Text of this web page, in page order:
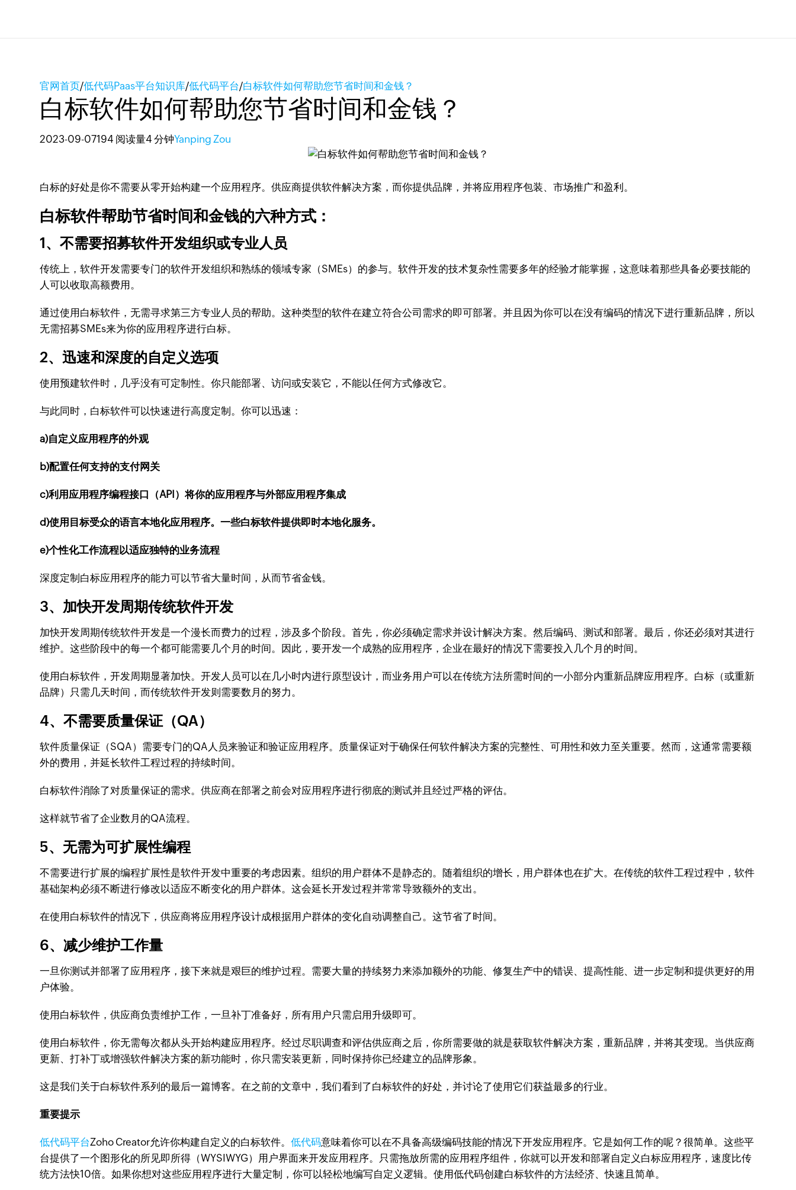
官网首页/低代码Paas平台知识库/低代码平台/白标软件如何帮助您节省时间和金钱？
白标软件如何帮助您节省时间和金钱？
2023-09-07194 阅读量4 分钟Yanping Zou
白标的好处是你不需要从零开始构建一个应用程序。供应商提供软件解决方案，而你提供品牌，并将应用程序包装、市场推广和盈利。
白标软件帮助节省时间和金钱的六种方式：
1、不需要招募软件开发组织或专业人员
传统上，软件开发需要专门的软件开发组织和熟练的领域专家（SMEs）的参与。软件开发的技术复杂性需要多年的经验才能掌握，这意味着那些具备必要技能的
人可以收取高额费用。
通过使用白标软件，无需寻求第三方专业人员的帮助。这种类型的软件在建立符合公司需求的即可部署。并且因为你可以在没有编码的情况下进行重新品牌，所以
无需招募SMEs来为你的应用程序进行白标。
2、迅速和深度的自定义选项
使用预建软件时，几乎没有可定制性。你只能部署、访问或安装它，不能以任何方式修改它。
与此同时，白标软件可以快速进行高度定制。你可以迅速：
a)自定义应用程序的外观
b)配置任何支持的支付网关
c)利用应用程序编程接口（API）将你的应用程序与外部应用程序集成
d)使用目标受众的语言本地化应用程序。一些白标软件提供即时本地化服务。
e)个性化工作流程以适应独特的业务流程
深度定制白标应用程序的能力可以节省大量时间，从而节省金钱。
3、加快开发周期传统软件开发
加快开发周期传统软件开发是一个漫长而费力的过程，涉及多个阶段。首先，你必须确定需求并设计解决方案。然后编码、测试和部署。最后，你还必须对其进行
维护。这些阶段中的每一个都可能需要几个月的时间。因此，要开发一个成熟的应用程序，企业在最好的情况下需要投入几个月的时间。
使用白标软件，开发周期显著加快。开发人员可以在几小时内进行原型设计，而业务用户可以在传统方法所需时间的一小部分内重新品牌应用程序。白标（或重新
品牌）只需几天时间，而传统软件开发则需要数月的努力。
4、不需要质量保证（QA）
软件质量保证（SQA）需要专门的QA人员来验证和验证应用程序。质量保证对于确保任何软件解决方案的完整性、可用性和效力至关重要。然而，这通常需要额
外的费用，并延长软件工程过程的持续时间。
白标软件消除了对质量保证的需求。供应商在部署之前会对应用程序进行彻底的测试并且经过严格的评估。
这样就节省了企业数月的QA流程。
5、无需为可扩展性编程
不需要进行扩展的编程扩展性是软件开发中重要的考虑因素。组织的用户群体不是静态的。随着组织的增长，用户群体也在扩大。在传统的软件工程过程中，软件
基础架构必须不断进行修改以适应不断变化的用户群体。这会延长开发过程并常常导致额外的支出。
在使用白标软件的情况下，供应商将应用程序设计成根据用户群体的变化自动调整自己。这节省了时间。
6、减少维护工作量
一旦你测试并部署了应用程序，接下来就是艰巨的维护过程。需要大量的持续努力来添加额外的功能、修复生产中的错误、提高性能、进一步定制和提供更好的用
户体验。
使用白标软件，供应商负责维护工作，一旦补丁准备好，所有用户只需启用升级即可。
使用白标软件，你无需每次都从头开始构建应用程序。经过尽职调查和评估供应商之后，你所需要做的就是获取软件解决方案，重新品牌，并将其变现。当供应商
更新、打补丁或增强软件解决方案的新功能时，你只需安装更新，同时保持你已经建立的品牌形象。
这是我们关于白标软件系列的最后一篇博客。在之前的文章中，我们看到了白标软件的好处，并讨论了使用它们获益最多的行业。
重要提示
低代码平台Zoho Creator允许你构建自定义的白标软件。低代码意味着你可以在不具备高级编码技能的情况下开发应用程序。它是如何工作的呢？很简单。这些平
台提供了一个图形化的所见即所得（WYSIWYG）用户界面来开发应用程序。只需拖放所需的应用程序组件，你就可以开发和部署自定义白标应用程序，速度比传
统方法快10倍。如果你想对这些应用程序进行大量定制，你可以轻松地编写自定义逻辑。使用低代码创建白标软件的方法经济、快速且简单。